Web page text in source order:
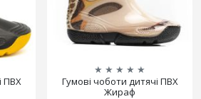
ПВХ
★ ★ ★ ★ ★
Гумові чоботи дитячі ПВХ
Жираф